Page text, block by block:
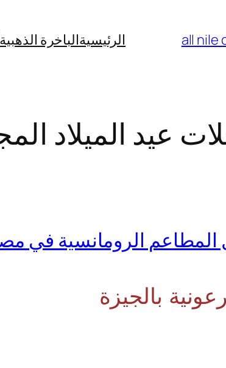
الرئيسيةالباخرة
عيد الميلاد
المطاعم الرومانسية في
بالجيزة